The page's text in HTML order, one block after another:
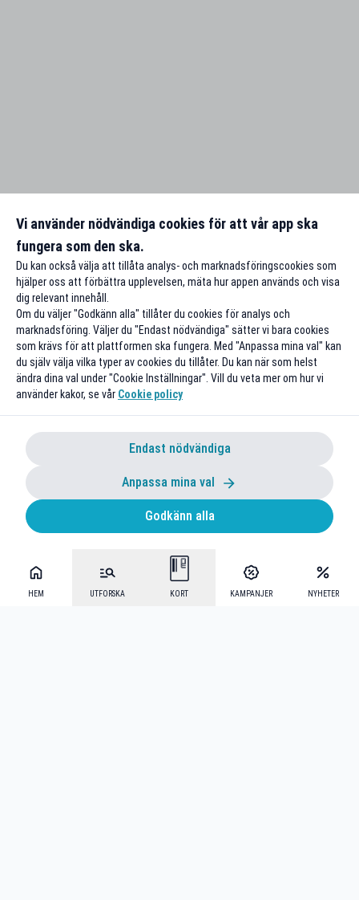
HEM UTFORSKA KORT KAMPANJER NYHETER
Vi använder nödvändiga cookies för att vår app ska
fungera som den ska.
Du kan också välja att tillåta analys- och marknadsföringscookies som
hjälper oss att förbättra upplevelsen, mäta hur appen används och visa
dig relevant innehåll.
Om du väljer "Godkänn alla" tillåter du cookies för analys och
marknadsföring. Väljer du "Endast nödvändiga" sätter vi bara cookies
som krävs för att plattformen ska fungera. Med "Anpassa mina val" kan
du själv välja vilka typer av cookies du tillåter. Du kan när som helst
ändra dina val under "Cookie Inställningar". Vill du veta mer om hur vi
använder kakor, se vår Cookie policy
Endast nödvändiga
Anpassa mina val
Godkänn alla